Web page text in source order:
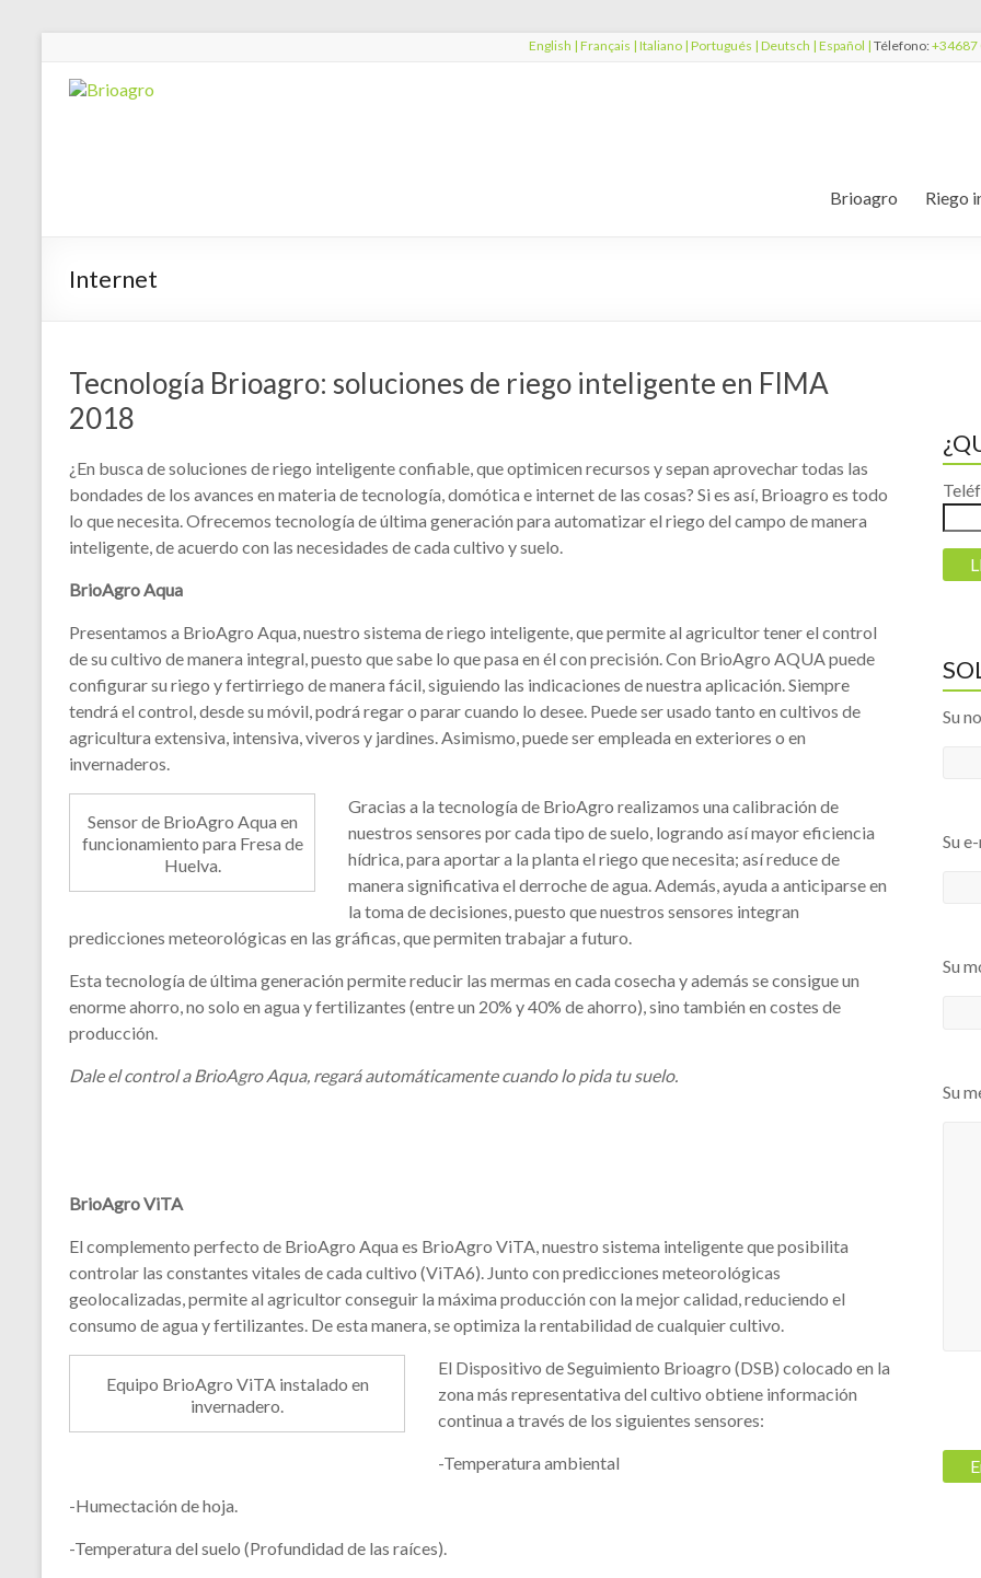
English | Français | Italiano | Portugués | Deutsch | Español | Télefono:+34687
Brioagro Riego
Internet
Tecnología Brioagro: soluciones de riego inteligente en FIMA
2018
¿En busca de soluciones de riego inteligente confiable, que optimicen recursos y sepan aprovechar todas las
bondades de los avances en materia de tecnología, domótica e internet de las cosas? Si es así, Brioagro es todo
lo que necesita. Ofrecemos tecnología de última generación para automatizar el riego del campo de manera
inteligente, de acuerdo con las necesidades de cada cultivo y suelo.
BrioAgro Aqua
Presentamos a BrioAgro Aqua, nuestro sistema de riego inteligente, que permite al agricultor tener el control
de su cultivo de manera integral, puesto que sabe lo que pasa en él con precisión. Con BrioAgro AQUA puede
configurar su riego y fertirriego de manera fácil, siguiendo las indicaciones de nuestra aplicación. Siempre
tendrá el control, desde su móvil, podrá regar o parar cuando lo desee. Puede ser usado tanto en cultivos de
agricultura extensiva, intensiva, viveros y jardines. Asimismo, puede ser empleada en exteriores o en
invernaderos.
Sensor de BrioAgro Aqua en
funcionamiento para Fresa de
Huelva.
Gracias a la tecnología de BrioAgro realizamos una calibración de
nuestros sensores por cada tipo de suelo, logrando así mayor eficiencia
hídrica, para aportar a la planta el riego que necesita; así reduce de
manera significativa el derroche de agua. Además, ayuda a anticiparse en
la toma de decisiones, puesto que nuestros sensores integran
predicciones meteorológicas en las gráficas, que permiten trabajar a futuro.
Esta tecnología de última generación permite reducir las mermas en cada cosecha y además se consigue un
enorme ahorro, no solo en agua y fertilizantes (entre un 20% y 40% de ahorro), sino también en costes de
producción.
Dale el control a BrioAgro Aqua, regará automáticamente cuando lo pida tu suelo.
BrioAgro ViTA
El complemento perfecto de BrioAgro Aqua es BrioAgro ViTA, nuestro sistema inteligente que posibilita
controlar las constantes vitales de cada cultivo (ViTA6). Junto con predicciones meteorológicas
geolocalizadas, permite al agricultor conseguir la máxima producción con la mejor calidad, reduciendo el
consumo de agua y fertilizantes. De esta manera, se optimiza la rentabilidad de cualquier cultivo.
Equipo BrioAgro ViTA instalado en
invernadero.
El Dispositivo de Seguimiento Brioagro (DSB) colocado en la
zona más representativa del cultivo obtiene información
continua a través de los siguientes sensores:
-Temperatura ambiental
-Humectación de hoja.
-Temperatura del suelo (Profundidad de las raíces).
Su
Su
Su
Su